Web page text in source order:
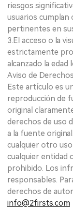
riesgos
usuarios cumplan
pertinentes en
3.El acceso o la
estrictamente
alcanzado la edad
Aviso de
Este artículo es
reproducción de
original
derechos de uso
a la fuente
cualquier otro
cualquier entidad
prohibido. Los
responsables.
derechos de
info@2firsts.com